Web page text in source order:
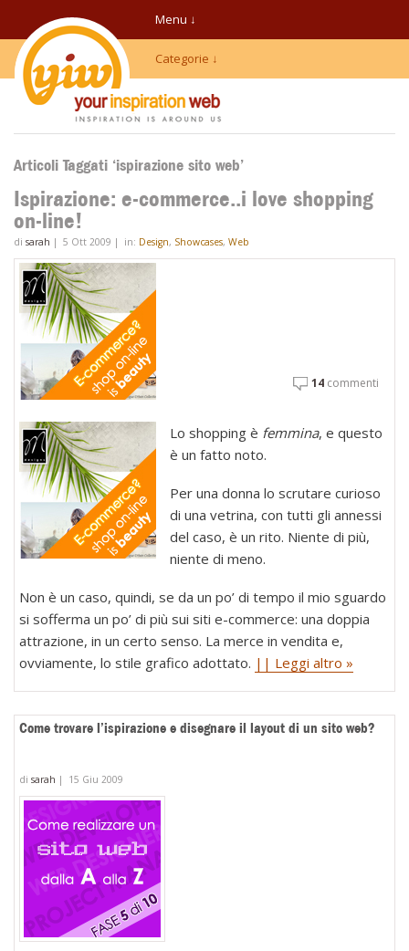
Menu ↓
Categorie ↓
Articoli Taggati ‘ispirazione sito web’
Ispirazione: e-commerce..i love shopping
on-line!
di sarah | 5 Ott 2009 | in: Design, Showcases, Web
14 commenti
Lo shopping è femmina, e questo
è un fatto noto.
Per una donna lo scrutare curioso
di una vetrina, con tutti gli annessi
del caso, è un rito. Niente di più,
niente di meno.
Non è un caso, quindi, se da un po’ di tempo il mio sguardo
si sofferma un po’ di più sui siti e-commerce: una doppia
attrazione, in un certo senso. La merce in vendita e,
ovviamente, lo stile grafico adottato. || Leggi altro »
Come trovare l’ispirazione e disegnare il layout di un sito web?
di sarah | 15 Giu 2009